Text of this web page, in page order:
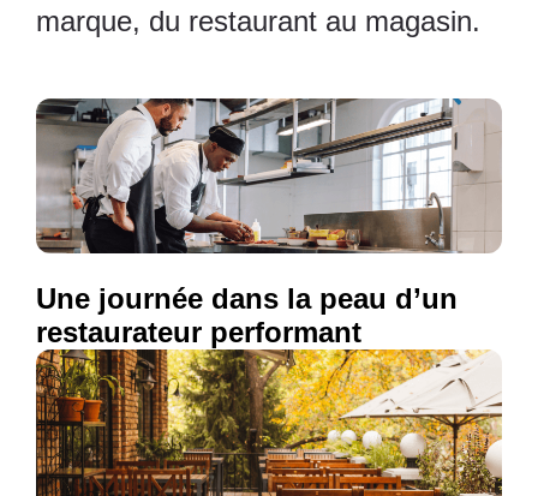
marque, du restaurant au magasin.
Une journée dans la peau d’un
restaurateur performant